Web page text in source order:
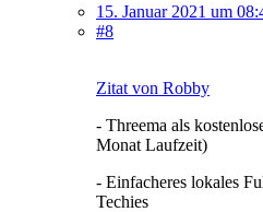
15. Januar 2021 um
#8
Zitat von Robby
- Threema als
Monat Laufzeit)
- Einfacheres lokales
Techies